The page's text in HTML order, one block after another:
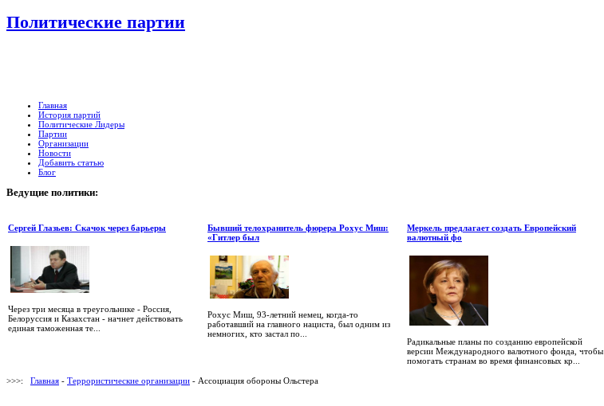
Политические партии
Главная
История партий
Политические Лидеры
Партии
Организации
Новости
Добавить статью
Блог
Ведущие политики:
Сергей Глазьев: Скачок через барьеры
Через три месяца в треугольнике - Россия,
Белоруссия и Казахстан - начнет действовать
единая таможенная те...
Бывший телохранитель фюрера Рохус Миш:
«Гитлер был
Рохус Миш, 93-летний немец, когда-то
работавший на главного нациста, был одним из
немногих, кто застал по...
Меркель предлагает создать Европейский
валютный фо
Радикальные планы по созданию европейской
версии Международного валютного фонда, чтобы
помогать странам во время финансовых кр...
>>>: Главная - Террористические организации - Ассоциация обороны Ольстера